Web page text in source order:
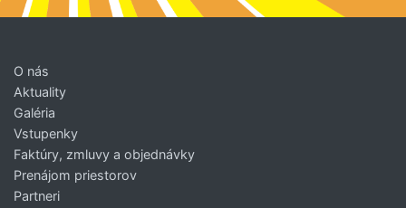
O nás
Aktuality
Galéria
Vstupenky
Faktúry, zmluvy a objednávky
Prenájom priestorov
Partneri